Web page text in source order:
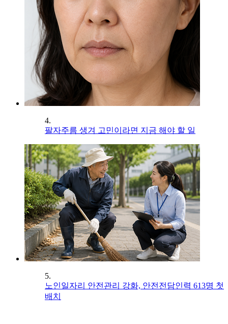
4.
팔자주름 생겨 고민이라면 지금 해야 할 일
5.
노인일자리 안전관리 강화, 안전전담인력 613명 첫
배치